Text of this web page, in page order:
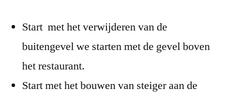
door
een
reactie
Vastbouw
Start met het verwijderen van de
buitengevel we starten met de gevel boven
het restaurant.
Start met het bouwen van steiger aan de